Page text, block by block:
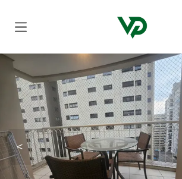
Página inicial
<